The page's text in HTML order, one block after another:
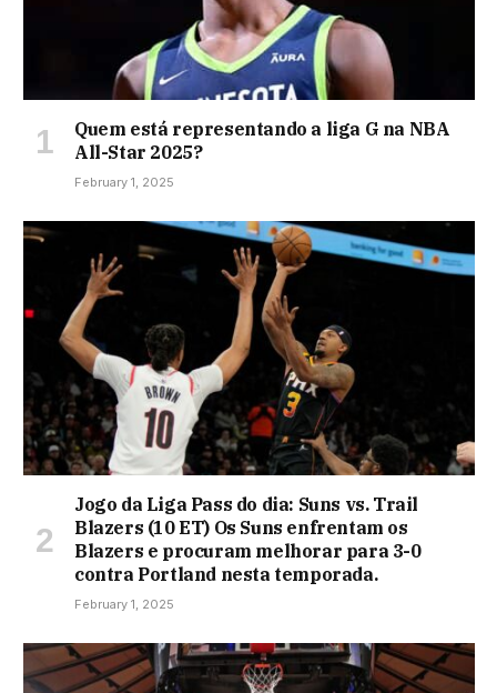
Quem está representando a liga G na NBA
All-Star 2025?
February 1, 2025
Jogo da Liga Pass do dia: Suns vs. Trail
Blazers (10 ET) Os Suns enfrentam os
Blazers e procuram melhorar para 3-0
contra Portland nesta temporada.
February 1, 2025